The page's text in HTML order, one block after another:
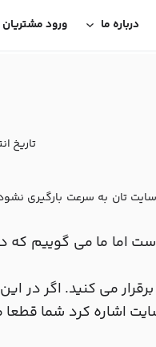
درباره ما ورود مشتریان
تاریخ
تان به سرعت بارگیری
اما ما می گوییم
می کنید. اگر در
اشاره کرد شما